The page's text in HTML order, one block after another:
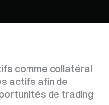
comme collatéral
actifs afin de
de trading